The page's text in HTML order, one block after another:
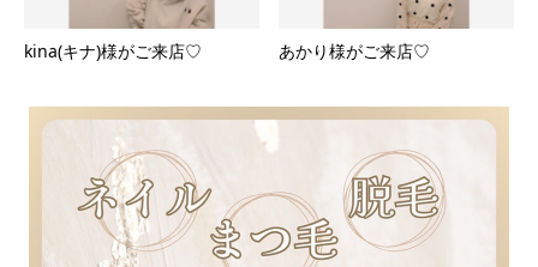
kina(キナ)様がご来店♡ あかり様がご来店♡